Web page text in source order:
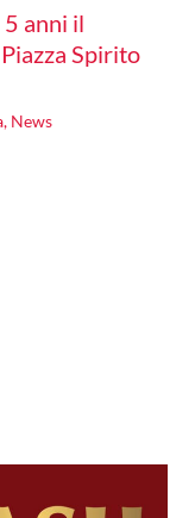
anni il
Spirito
, News